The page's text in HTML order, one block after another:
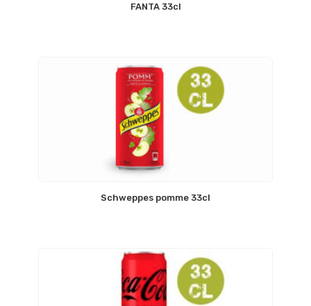
FANTA 33cl
Schweppes pomme 33cl